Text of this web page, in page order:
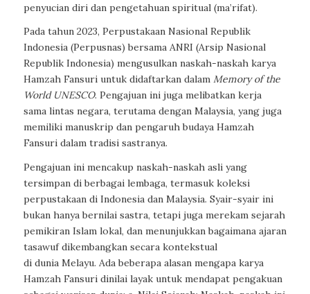
penyucian diri dan pengetahuan spiritual (ma’rifat).
Pada tahun 2023, Perpustakaan Nasional Republik
Indonesia (Perpusnas) bersama ANRI (Arsip Nasional
Republik Indonesia) mengusulkan naskah-naskah karya
Hamzah Fansuri untuk didaftarkan dalam Memory of the
World UNESCO. Pengajuan ini juga melibatkan kerja
sama lintas negara, terutama dengan Malaysia, yang juga
memiliki manuskrip dan pengaruh budaya Hamzah
Fansuri dalam tradisi sastranya.
Pengajuan ini mencakup naskah-naskah asli yang
tersimpan di berbagai lembaga, termasuk koleksi
perpustakaan di Indonesia dan Malaysia. Syair-syair ini
bukan hanya bernilai sastra, tetapi juga merekam sejarah
pemikiran Islam lokal, dan menunjukkan bagaimana ajaran
tasawuf dikembangkan secara kontekstual
di dunia Melayu. Ada beberapa alasan mengapa karya
Hamzah Fansuri dinilai layak untuk mendapat pengakuan